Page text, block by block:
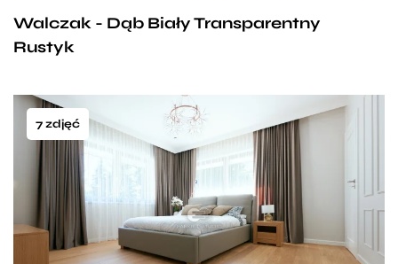
Walczak - Dąb Biały Transparentny
Rustyk
7 zdjęć